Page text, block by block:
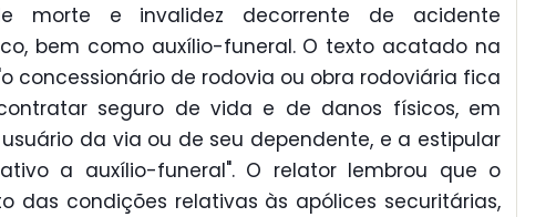
morte e invalidez decorrente de acidente
bem como auxílio-funeral. O texto acatado na
concessionário de rodovia ou obra rodoviária fica
seguro de vida e de danos físicos, em
da via ou de seu dependente, e a estipular
a auxílio-funeral". O relator lembrou que o
das condições relativas às apólices securitárias,